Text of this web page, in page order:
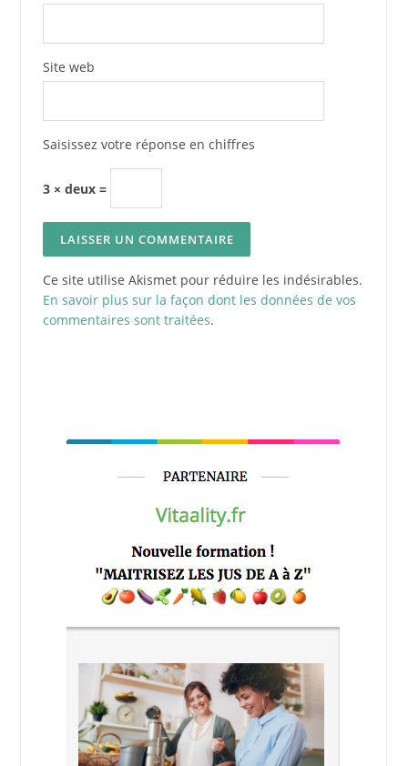
Site web
Saisissez votre réponse en chiffres
3 × deux =
Ce site utilise Akismet pour réduire les indésirables.
En savoir plus sur la façon dont les données de vos
commentaires sont traitées.